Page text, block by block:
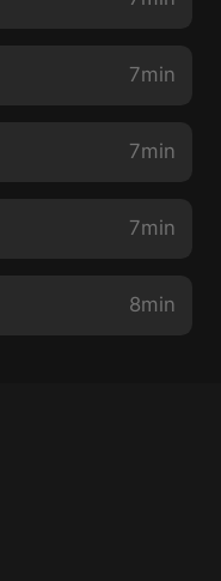
7min
7min
7min
8min